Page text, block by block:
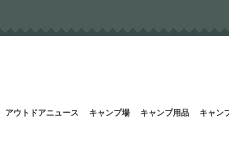
アウトドアニュース キャンプ場 キャンプ用品 キャン
Search